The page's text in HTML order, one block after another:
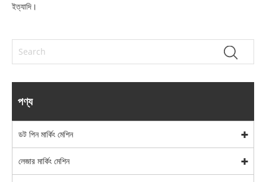
ইত্যাদি।
পণ্য
ডট পিন মার্কিং মেশিন
লেজার মার্কিং মেশিন